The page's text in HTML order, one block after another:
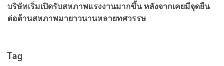
บริษัทเริ่มเปิดรับสหภาพแรงงานมากขึ้น หลังจากเคยมีจุดยืน
ต่อต้านสหภาพมายาวนานหลายทศวรรษ
Tag